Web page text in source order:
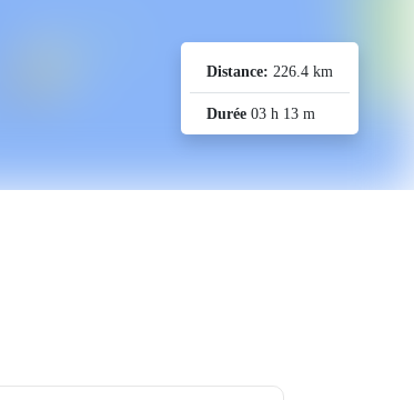
Distance: 226.4 km
Durée 03 h 13 m